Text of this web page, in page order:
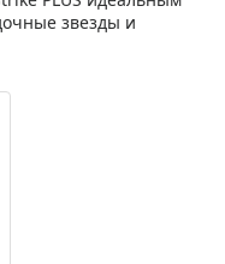
звезды и